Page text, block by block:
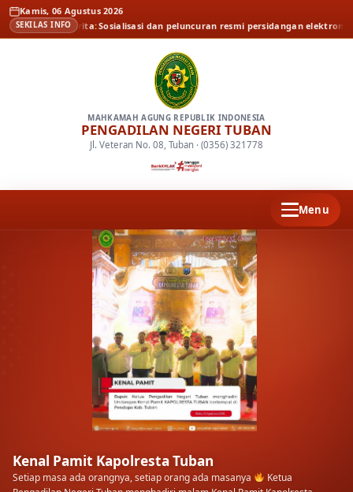
Kamis, 06 Agustus 2026
SEKILAS INFO
Berita Sosialisasi dan peluncuran resmi persidangan elektronik oleh
MAHKAMAH AGUNG REPUBLIK INDONESIA
PENGADILAN NEGERI TUBAN
Jl. Veteran No. 08, Tuban · (0356) 321778
Menu
Kenal Pamit Kapolresta Tuban
Setiap masa ada orangnya, setiap orang ada masanya
Ketua